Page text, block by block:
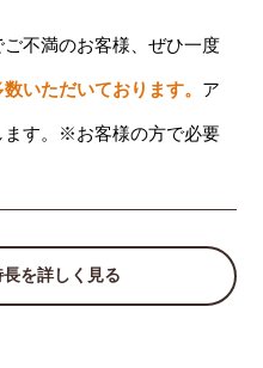
不満のお客様、ぜひ一度
いただいております。 ア
ます。※お客様の方で必要
を詳しく見る